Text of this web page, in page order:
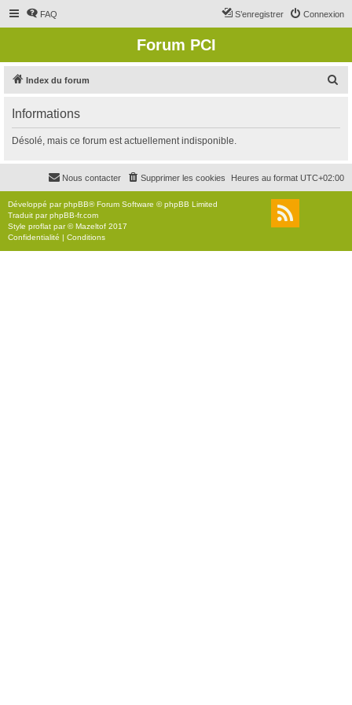
FAQ Connexion
S’enregistrer
Forum PCI
Index du forum
r
c
r
Informations
Désolé, mais ce forum est actuellement indisponible.
Heures au format UTC+02:00
Supprimer les cookies
Nous contacter
Développé parphpBB® Forum Software © phpBB Limited
Traduit parphpBB-fr.com
Style proflat par ©Mazeltof 2017
Confidentialité | Conditions